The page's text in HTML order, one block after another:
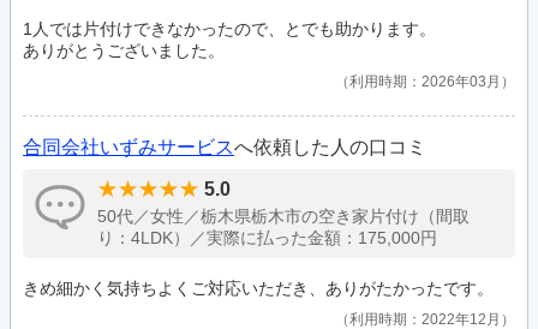
1人では片付けできなかったので、とでも助かります。
ありがとうございました。
利用時期：2026年03月
合同会社いずみサービスへ依頼した人の口コミ
5.0
50代／女性／栃木県栃木市の空き家片付け（間取
り：4LDK）／実際に払った金額：175,000円
きめ細かく気持ちよくご対応いただき、ありがたかったです。
利用時期：2022年12月